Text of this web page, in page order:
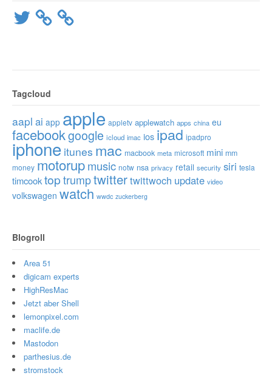
Twitter
Tagcloud
aapl ai app apple appletv applewatch apps china eu
facebookgoogle icloud imac ios ipad ipadpro
iphone itunes mac macbook meta microsoft mini mm
money motorupmusic notw nsa privacy retail security siri tesla
timcooktop trumptwittertwittwoch update video
volkswagen watch wwdc zuckerberg
Blogroll
Area 51
digicam experts
HighResMac
Jetzt aber Shell
lemonpixel.com
maclife.de
Mastodon
parthesius.de
stromstock